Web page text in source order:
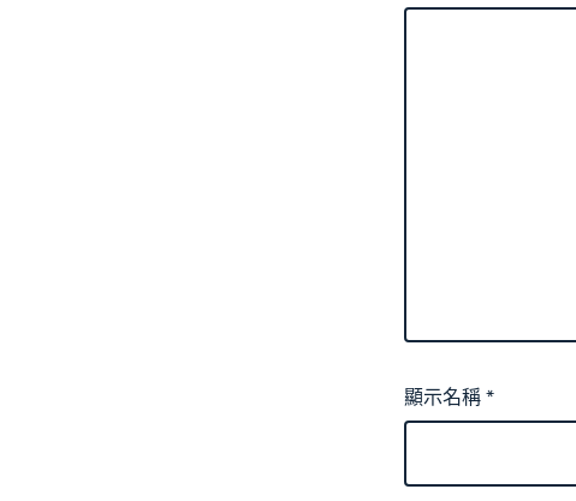
顯示名稱*